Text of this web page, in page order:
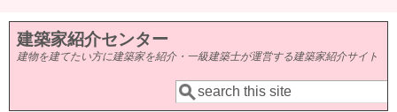
メインコンテンツに移動
建築家紹介センター
建物を建てたい方に建築家を紹介・一級建築士が運営する建築家紹介サイト
検索フォーム
検索